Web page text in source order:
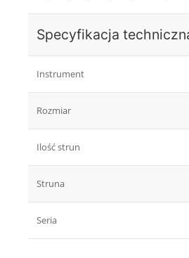
Specyfikacja
Instrument
Rozmiar
Ilość strun
Struna
Seria